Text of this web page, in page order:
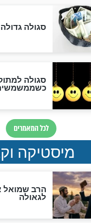
לכל המאמרים
אחרית
האם אפשר
מה יהיה בימות